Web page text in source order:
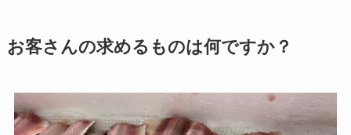
お客さんの求めるものは何ですか？